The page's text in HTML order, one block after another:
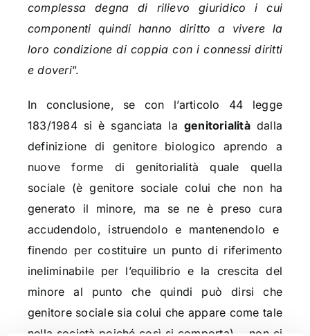
complessa degna di rilievo giuridico i cui
componenti quindi hanno diritto a vivere la
loro condizione di coppia con i connessi diritti
e doveri”.
In conclusione, se con l’articolo 44 legge
183/1984 si è sganciata la genitorialitàdalla
definizione di genitore biologico aprendo a
nuove forme di genitorialità quale quella
sociale (è genitore sociale colui che non ha
generato il minore, ma se ne è preso cura
accudendolo, istruendolo e mantenendolo e
finendo per costituire un punto di riferimento
ineliminabile per l’equilibrio e la crescita del
minore al punto che quindi può dirsi che
genitore sociale sia colui che appare come tale